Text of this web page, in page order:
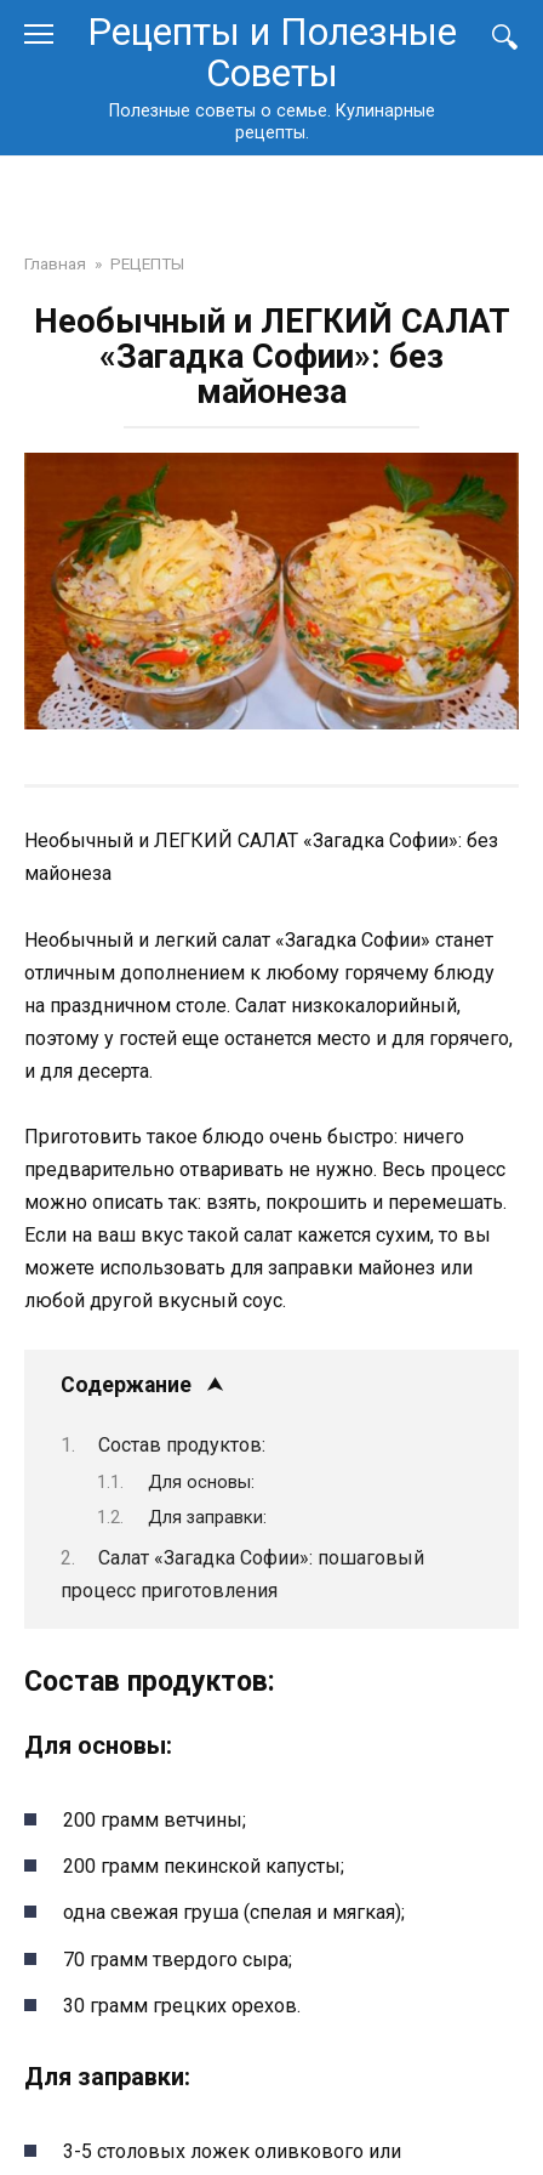
Рецепты и Полезные
Советы
Полезные советы о семье. Кулинарные
рецепты.
Главная » РЕЦЕПТЫ
Необычный и ЛЕГКИЙ САЛАТ
«Загадка Софии»: без
майонеза
Необычный и ЛЕГКИЙ САЛАТ «Загадка Софии»: без
майонеза
Необычный и легкий салат «Загадка Софии» станет
отличным дополнением к любому горячему блюду
на праздничном столе. Салат низкокалорийный,
поэтому у гостей еще останется место и для горячего,
и для десерта.
Приготовить такое блюдо очень быстро: ничего
предварительно отваривать не нужно. Весь процесс
можно описать так: взять, покрошить и перемешать.
Если на ваш вкус такой салат кажется сухим, то вы
можете использовать для заправки майонез или
любой другой вкусный соус.
Содержание
Состав продуктов:
Для основы:
Для заправки:
Салат «Загадка Софии»: пошаговый
процесс приготовления
Состав продуктов:
Для основы:
200 грамм ветчины;
200 грамм пекинской капусты;
одна свежая груша (спелая и мягкая);
70 грамм твердого сыра;
30 грамм грецких орехов.
Для заправки:
3-5 столовых ложек оливкового или